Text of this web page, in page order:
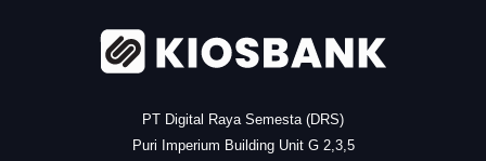
PT Digital Raya Semesta (DRS)
Puri Imperium Building Unit G 2,3,5